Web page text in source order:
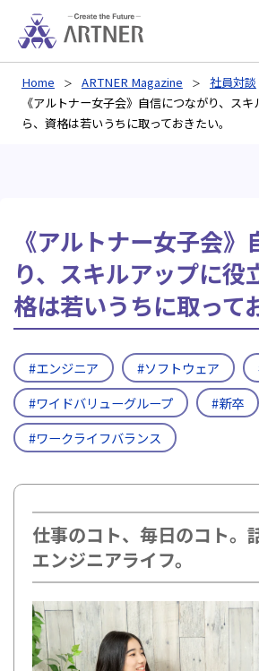
Home ARTNER Magazine
社員対談
《アルトナー女子会》自信につながり、ス
ら、資格は若いうちに取っておきたい。
《アルトナー女子会
り、スキルアップに役
格は若いうちに取って
#エンジニア #ソフトウェア
#ワイドバリューグループ
#新卒
#ワークライフバランス
仕事のコト、毎日のコト。
エンジニアライフ。